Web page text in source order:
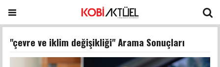
"çevre ve iklim değişikliği" Arama Sonuçları